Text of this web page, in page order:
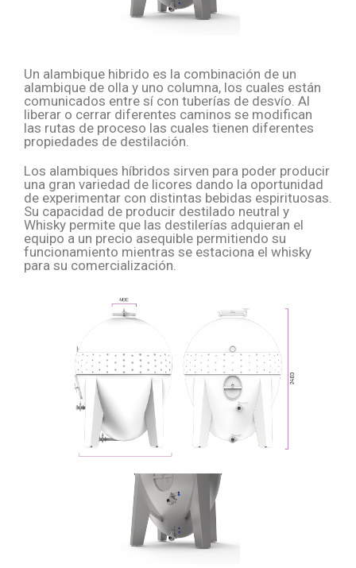
Un alambique hibrido es la combinación de un
alambique de olla y uno columna, los cuales están
comunicados entre sí con tuberías de desvío. Al
liberar o cerrar diferentes caminos se modifican
las rutas de proceso las cuales tienen diferentes
propiedades de destilación.
Los alambiques híbridos sirven para poder producir
una gran variedad de licores dando la oportunidad
de experimentar con distintas bebidas espirituosas.
Su capacidad de producir destilado neutral y
Whisky permite que las destilerías adquieran el
equipo a un precio asequible permitiendo su
funcionamiento mientras se estaciona el whisky
para su comercialización.